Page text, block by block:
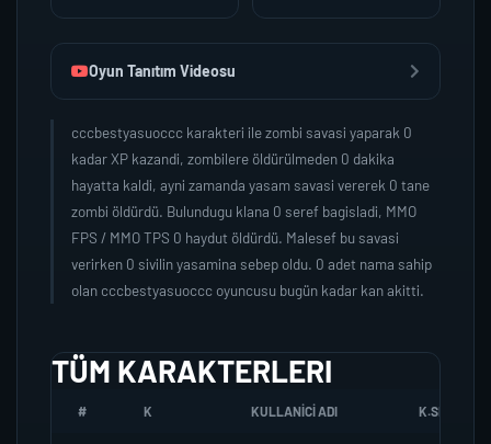
Oyun Tanıtım Videosu
cccbestyasuoccc karakteri ile zombi savasi yaparak 0
kadar XP kazandi, zombilere öldürülmeden 0 dakika
hayatta kaldi, ayni zamanda yasam savasi vererek 0 tane
zombi öldürdü. Bulundugu klana 0 seref bagisladi, MMO
FPS / MMO TPS 0 haydut öldürdü. Malesef bu savasi
verirken 0 sivilin yasamina sebep oldu. 0 adet nama sahip
olan cccbestyasuoccc oyuncusu bugün kadar kan akitti.
TÜM KARAKTERLERI
# K KULLANICI ADI K.SEREFI